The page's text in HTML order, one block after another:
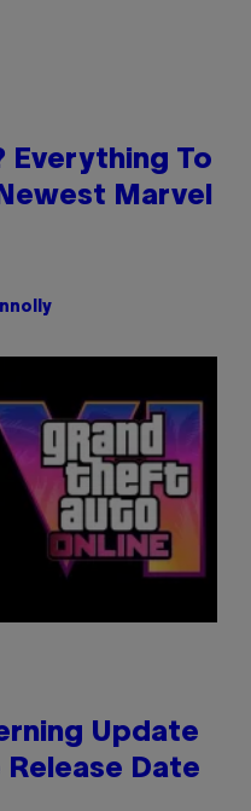
Everything To
Marvel
Update
Date